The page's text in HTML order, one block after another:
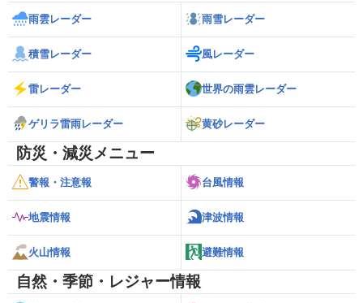
雨雲レーダー 雨雪レーダー
積雪レーダー 風レーダー
雷レーダー 世界の雨雲レーダー
ゲリラ雷雨レーダー 黄砂レーダー
防災・減災メニュー
警報・注意報 台風情報
地震情報 津波情報
火山情報 避難情報
自然・季節・レジャー情報